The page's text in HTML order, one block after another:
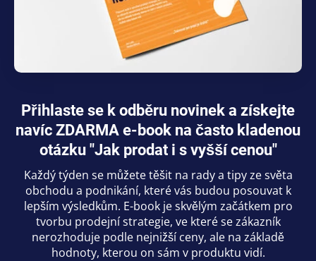
Přihlaste se k odběru novinek a získejte
navíc ZDARMA e-book na často kladenou
otázku "Jak prodat i s vyšší cenou"
Každý týden se můžete těšit na rady a tipy ze světa
obchodu a podnikání, které vás budou posouvat k
lepším výsledkům. E-book je skvělým začátkem pro
tvorbu prodejní strategie, ve které se zákazník
nerozhoduje podle nejnižší ceny, ale na základě
hodnoty, kterou on sám v produktu vidí.